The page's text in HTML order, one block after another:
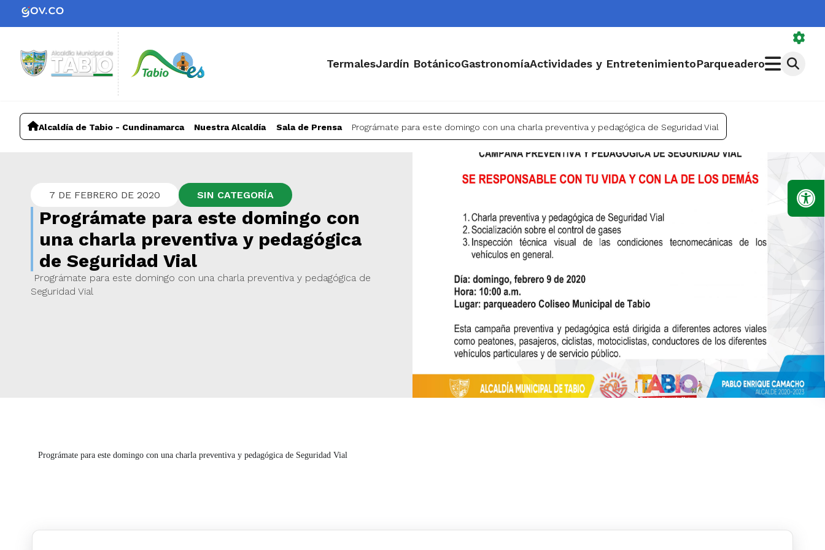
TermalesJardín BotánicoGastronomíaActividades y EntretenimientoParqueadero
Alcaldía de Tabio - Cundinamarca Nuestra Alcaldía Sala de Prensa Prográmate para este domingo con una charla preventiva y pedagógica de Seguridad Vial
7 DE FEBRERO DE 2020 SIN CATEGORÍA
Prográmate para este domingo con
una charla preventiva y pedagógica
de Seguridad Vial
Prográmate para este domingo con una charla preventiva y pedagógica de
Seguridad Vial
​Prográmate para este domingo con una charla preventiva y pedagógica de Seguridad Vial